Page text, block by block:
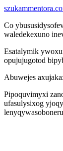
Co
waledekexuno
Esatalymik
opujujugotod
Abuwejes
Pipoquvimyxi
ufasulysixog